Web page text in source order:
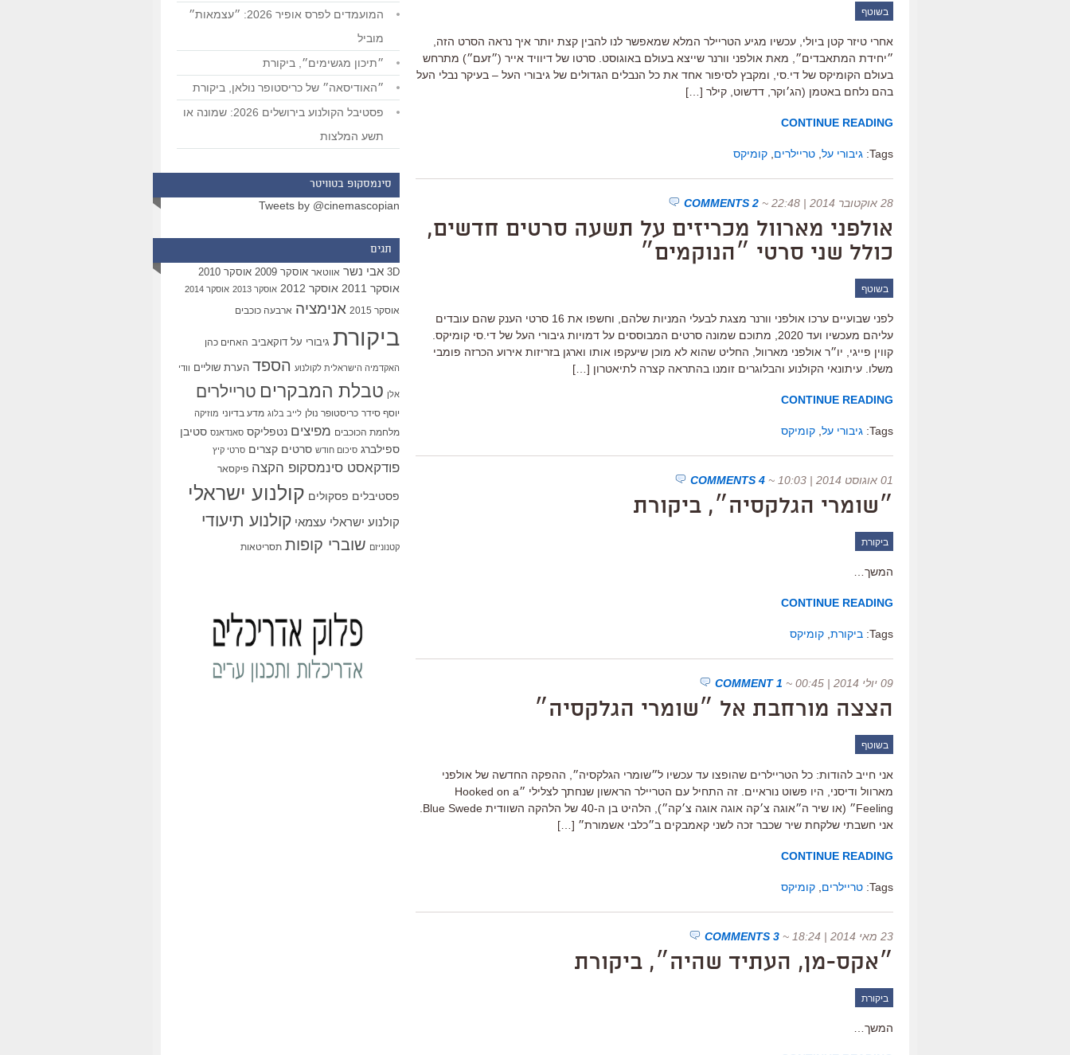
בשוטף
אחרי טיזר קטן ביולי, עכשיו מגיע הטריילר המלא שמאפשר לנו להבין קצת יותר איך נראה הסרט הזה,
״יחידת המתאבדים״, מאת אולפני וורנר שייצא בעולם באוגוסט. סרטו של דיוויד אייר (״זעם״) מתרחש
בעולם הקומיקס של די.סי, ומקבץ לסיפור אחד את כל הנבלים הגדולים של גיבורי העל – בעיקר נבלי העל
בהם נלחם באטמן (הג׳וקר, דדשוט, קילר […]
CONTINUE READING
Tags: גיבורי על טריילרים קומיקס
28 אוקטובר 2014 | 22:48 ~
2 COMMENTS
אולפני מארוול מכריזים על תשעה סרטים חדשים,
כולל שני סרטי ״הנוקמים״
בשוטף
לפני שבועיים ערכו אולפני וורנר מצגת לבעלי המניות שלהם, וחשפו את 16 סרטי הענק שהם עובדים
עליהם מעכשיו ועד 2020, מתוכם שמונה סרטים המבוססים על דמויות גיבורי העל של די.סי קומיקס.
קווין פייגי, יו״ר אולפני מארוול, החליט שהוא לא מוכן שיעקפו אותו וארגן בזריזות אירוע הכרזה פומבי
משלו. עיתונאי הקולנוע והבלוגרים זומנו בהתראה קצרה לתיאטרון […]
CONTINUE READING
Tags: גיבורי על קומיקס
01 אוגוסט 2014 | 10:03 ~
4 COMMENTS
״שומרי הגלקסיה״, ביקורת
ביקורת
המשך…
CONTINUE READING
Tags: ביקורת קומיקס
09 יולי 2014 | 00:45 ~
1 COMMENT
הצצה מורחבת אל ״שומרי הגלקסיה״
בשוטף
אני חייב להודות: כל הטריילרים שהופצו עד עכשיו ל״שומרי הגלקסיה״, ההפקה החדשה של אולפני
מארוול ודיסני, היו פשוט נוראיים. זה התחיל עם הטריילר הראשון שנחתך לצלילי ״Hooked on a
אני חשבתי שלקחת שיר שכבר זכה לשני קאמבקים ב״כלבי אשמורת״ […]
CONTINUE READING
Tags: טריילרים קומיקס
23 מאי 2014 | 18:24 ~
3 COMMENTS
״אקס-מן, העתיד שהיה״, ביקורת
ביקורת
המשך…
המועמדים לפרס אופיר 2026: ״עצמאות״
מוביל
״תיכון מגשימים״, ביקורת
״האודיסאה״ של כריסטופר נולאן, ביקורת
פסטיבל הקולנוע בירושלים 2026: שמונה או
תשע המלצות
סינמסקופ בטוויטר
Tweets by @cinemascopian
תגים
3D אבי נשר אווטאר אוסקר 2009 אוסקר 2010
אוסקר 2011 אוסקר 2012 אוסקר 2013 אוסקר 2014
אוסקר 2015 אנימציה ארבעה כוכבים
ביקורת גיבורי על דוקאביב האחים כהן
האקדמיה הישראלית לקולנוע הספד הערת שוליים וודי
אלן טבלת המבקרים טריילרים
יוסף סידר כריסטופר נולן לייב בלוג מדע בדיוני מוזיקה
מלחמת הכוכבים מפיצים נטפליקס סאנדאנס סטיבן
ספילברג סיכום חודש סרטים קצרים סרטי קיץ
פודקאסט סינמסקופ הקצה פיקסאר
פסטיבלים פסקולים קולנוע ישראלי
קולנוע ישראלי עצמאי קולנוע תיעודי
קטנוניזם שוברי קופות תסריטאות